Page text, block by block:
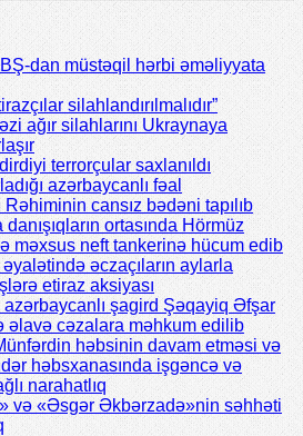
dan müstəqil hərbi əməliyyata
silahlandırılmalıdır”
ağır silahlarını Ukraynaya
terrorçular saxlanıldı
azərbaycanlı fəal
cansız bədəni tapılıb
ortasında Hörmüz
məxsus neft tankerinə hücum edib
əczaçıların aylarla
etiraz aksiyası
azərbaycanlı şagird Şəqayiq Əfşar
əlavə cəzalara məhkum edilib
həbsinin davam etməsi və
həbsxanasında işgəncə və
narahatlıq
və «Əsgər Əkbərzadə»nin səhhəti